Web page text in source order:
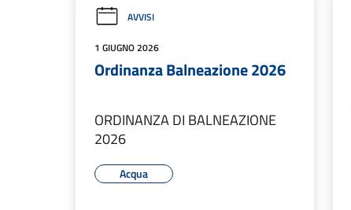
AVVISI
1 GIUGNO 2026
Ordinanza Balneazione 2026
ORDINANZA DI BALNEAZIONE
2026
Acqua